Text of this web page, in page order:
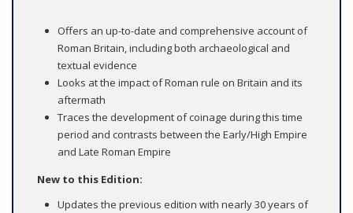
Offers an up-to-date and comprehensive account of
Roman Britain, including both archaeological and
textual evidence
Looks at the impact of Roman rule on Britain and its
aftermath
Traces the development of coinage during this time
period and contrasts between the Early/High Empire
and Late Roman Empire
New to this Edition:
Updates the previous edition with nearly 30 years of